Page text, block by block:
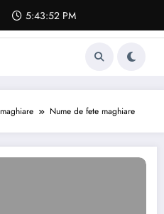
5:43:53 PM
Nume de fete maghiare